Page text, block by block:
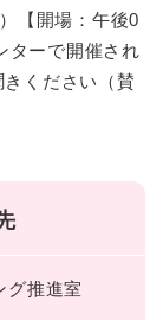
【開場：午後0
ターで開催され
ください（賛
グ推進室